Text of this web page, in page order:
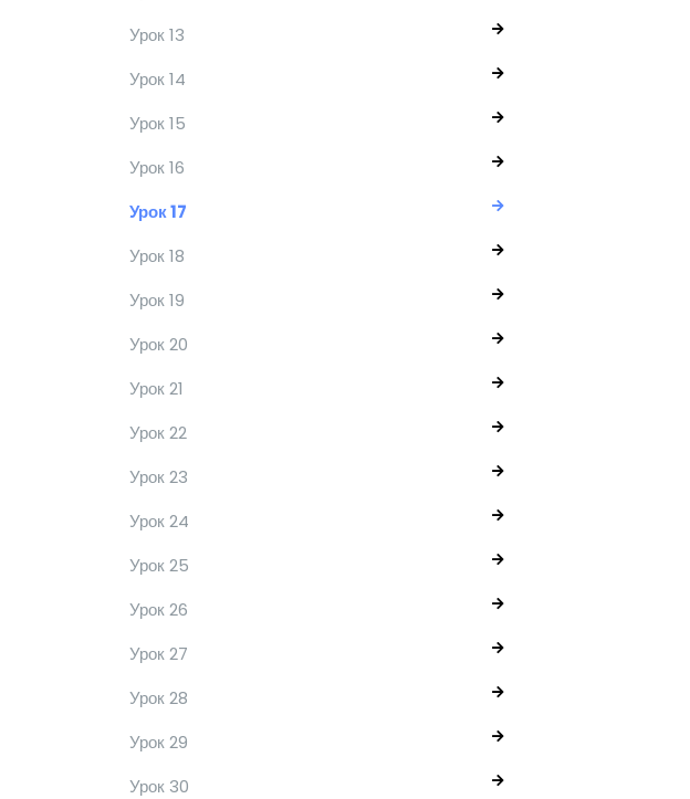
Урок 13
Урок 14
Урок 15
Урок 16
Урок 17
Урок 18
Урок 19
Урок 20
Урок 21
Урок 22
Урок 23
Урок 24
Урок 25
Урок 26
Урок 27
Урок 28
Урок 29
Урок 30